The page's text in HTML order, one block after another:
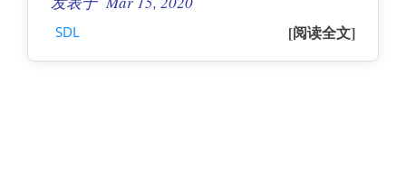
[阅读全文]
SDL